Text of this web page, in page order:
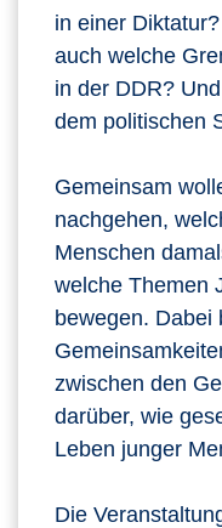
in einer
auch welche
in der DDR?
dem politischen
Gemeinsam
nachgehen,
Menschen
welche Themen
bewegen. Dabei
zwischen den
darüber, wie
Leben junger
Die